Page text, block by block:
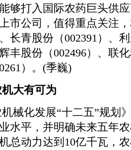
够打入国际农药巨头供
市公司，值得重点关注
长青股份（002391）、
辉丰股份（002496）、联
）。(季巍)
大有可为
机械化发展“十二五”规划
水平，并明确未来五年
总动力达到10亿千瓦，